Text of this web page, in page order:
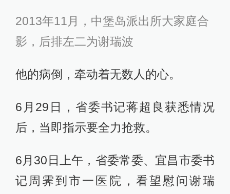
2013年11月，中堡岛派出所大家庭合
影，后排左二为谢瑞波
他的病倒，牵动着无数人的心。
6月29日，省委书记蒋超良获悉情况
后，当即指示要全力抢救。
6月30日上午，省委常委、宜昌市委书
记周霁到市一医院，看望慰问谢瑞